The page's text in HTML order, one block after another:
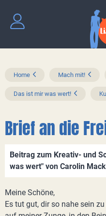
Home Mach mit!
Das ist mir was wert!
Brief an die
Beitrag zum Kreativ- und
was wert" von Carolin
Meine Schöne,
Es tut gut, dir so nahe sein